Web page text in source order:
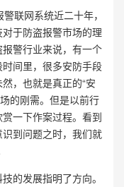
联网系统近二十年，
于防盗报警市场的理
警行业来说，有一个
间里，很多安防手段
，也就是真正的“安
的刚需。但是以前行
一下作案过程。看到
到问题之时，我们就
的发展指明了方向。